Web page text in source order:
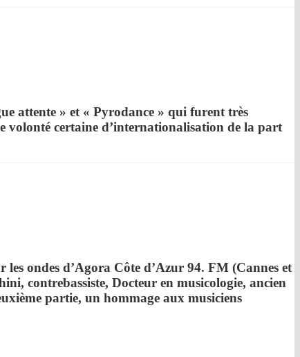
attente » et « Pyrodance » qui furent très
volonté certaine d’internationalisation de la part
ondes d’Agora Côte d’Azur 94. FM (Cannes et
contrebassiste, Docteur en musicologie, ancien
partie, un hommage aux musiciens